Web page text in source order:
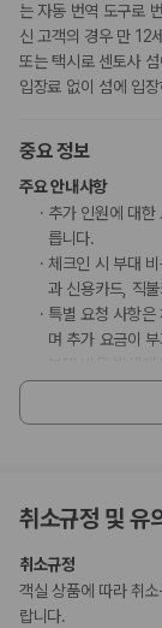
는 자동 번역 도구로
신 고객의 경우 만 12
또는 택시로 센토사
입장료 없이 섬에 입
중요 정보
주요 안내사항
추가 인원에 대
릅니다.
체크인 시 부대
과 신용카드, 직
특별 요청 사항은
며 추가 요금이
약 시 사용된 대
이 숙박 시설에
이 숙박 시설은
스와 같은 야외
설에 연락하여
이 숙박 시설은
취소규정 및 유
취소규정
객실 상품에 따라 취
랍니다.